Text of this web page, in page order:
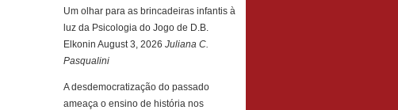
Um olhar para as brincadeiras infantis à
luz da Psicologia do Jogo de D.B.
Elkonin August 3, 2026 Juliana C.
Pasqualini
A desdemocratização do passado
ameaça o ensino de história nos